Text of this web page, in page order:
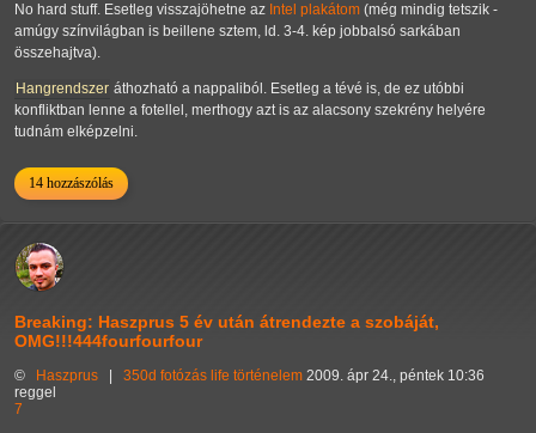
No hard stuff. Esetleg visszajöhetne az Intel plakátom (még mindig tetszik -
amúgy színvilágban is beillene sztem, ld. 3-4. kép jobbalsó sarkában
összehajtva).
Hangrendszer áthozható a nappaliból. Esetleg a tévé is, de ez utóbbi
konfliktban lenne a fotellel, merthogy azt is az alacsony szekrény helyére
tudnám elképzelni.
14 hozzászólás
Breaking: Haszprus 5 év után átrendezte a szobáját,
OMG!!!444fourfourfour
© Haszprus 350d fotózás life történelem 2009. ápr 24., péntek 10:36
reggel
7